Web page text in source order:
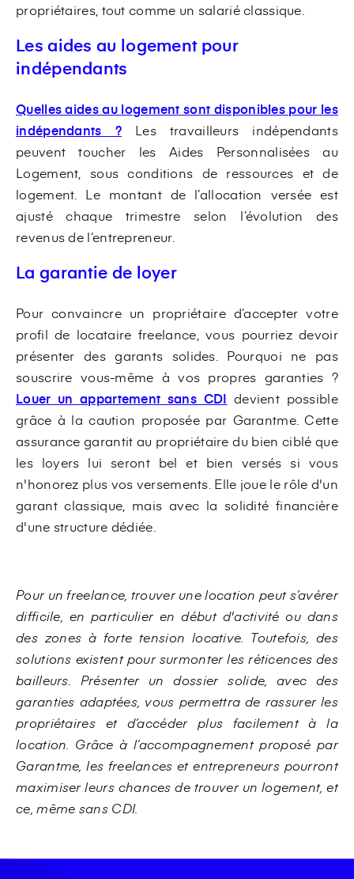
propriétaires, tout comme un salarié classique.
Les aides au logement pour
indépendants
Quelles aides au logement sont disponibles pour les
indépendants ?Les travailleurs indépendants
peuvent toucher les Aides Personnalisées au
Logement, sous conditions de ressources et de
logement. Le montant de l’allocation versée est
ajusté chaque trimestre selon l’évolution des
revenus de l’entrepreneur.
La garantie de loyer
Pour convaincre un propriétaire d’accepter votre
profil de locataire freelance, vous pourriez devoir
présenter des garants solides. Pourquoi ne pas
souscrire vous-même à vos propres garanties ?
Louer un appartement sans CDI devient possible
grâce à la caution proposée par Garantme. Cette
assurance garantit au propriétaire du bien ciblé que
les loyers lui seront bel et bien versés si vous
n'honorez plus vos versements. Elle joue le rôle d'un
garant classique, mais avec la solidité financière
d'une structure dédiée.
Pour un freelance, trouver une location peut s’avérer
difficile, en particulier en début d'activité ou dans
des zones à forte tension locative. Toutefois, des
solutions existent pour surmonter les réticences des
bailleurs. Présenter un dossier solide, avec des
garanties adaptées, vous permettra de rassurer les
propriétaires et d’accéder plus facilement à la
location. Grâce à l’accompagnement proposé par
Garantme, les freelances et entrepreneurs pourront
maximiser leurs chances de trouver un logement, et
ce, même sans CDI.